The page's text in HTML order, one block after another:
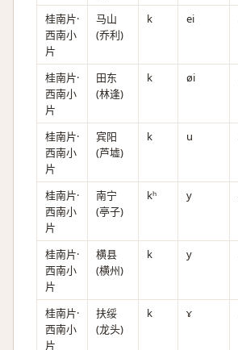
桂南片·
西南小
片
马山
(乔利)
k ei
桂南片·
西南小
片
田东
(林逢)
k øi
桂南片·
西南小
片
宾阳
(芦墟)
k u
桂南片·
西南小
片
南宁
(亭子)
kʰ y
桂南片·
西南小
片
横县
(横州)
k y
桂南片·
西南小
片
扶绥
(龙头)
k ɤ